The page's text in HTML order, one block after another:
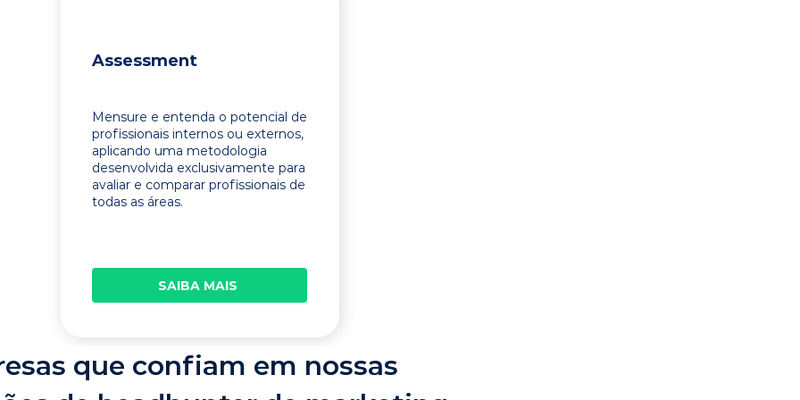
Assessment
Mensure e entenda o potencial de
profissionais internos ou externos,
aplicando uma metodologia
desenvolvida exclusivamente para
avaliar e comparar profissionais de
todas as áreas.
SAIBA MAIS
que confiam em nossas